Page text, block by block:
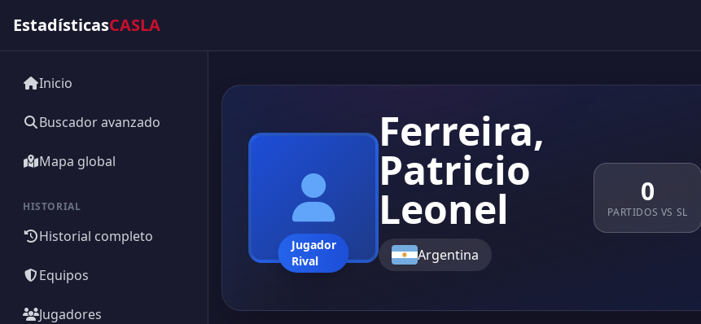
EstadísticasCASLA
Inicio
Buscador avanzado
Mapa global
HISTORIAL
Historial completo
Equipos
Jugadores
Jugador
Rival
Ferreira,
Patricio
Leonel
Argentina
0
PARTIDOS VS SL